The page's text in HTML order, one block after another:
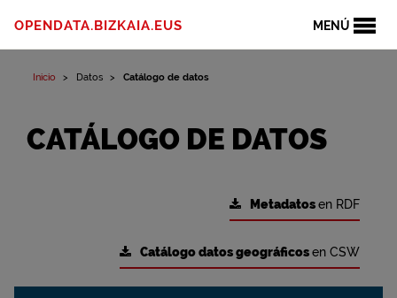
MENÚ
OPENDATA.BIZKAIA.EUS
Inicio Datos Catálogo de datos
CATÁLOGO DE DATOS
Metadatosen RDF
Catálogo datos geográficosen CSW